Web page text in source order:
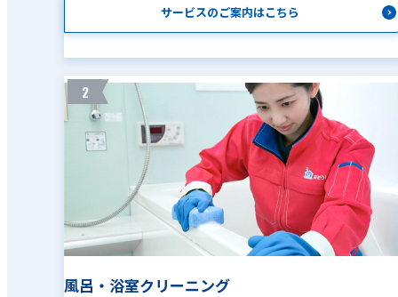
サービスのご案内はこちら
2
風呂・浴室クリーニング